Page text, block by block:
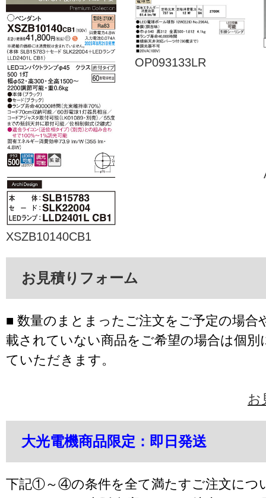
XSZB10140CB1
OP093133LR
お見積りフォーム
■ 数量のまとまったご注文をご予定の場合
載されていない商品をご希望の場合は個別
ていただきます。
お
大光電機商品限定：即日発送
下記①～④の条件を全て満たすご注文につ